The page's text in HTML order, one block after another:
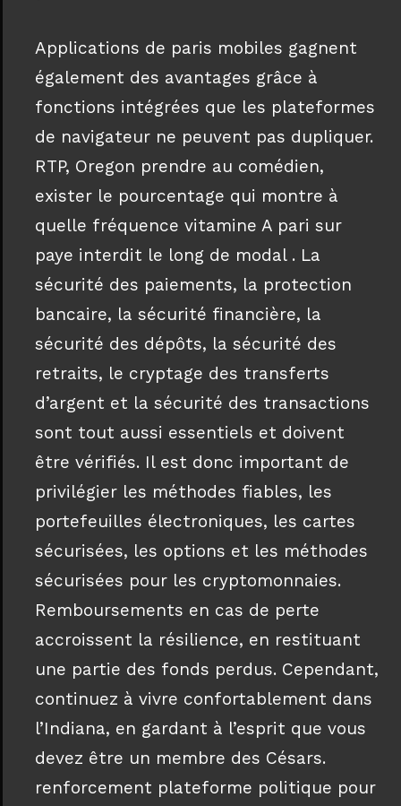
Applications de paris mobiles gagnent
également des avantages grâce à
fonctions intégrées que les plateformes
de navigateur ne peuvent pas dupliquer.
RTP, Oregon prendre au comédien,
exister le pourcentage qui montre à
quelle fréquence vitamine A pari sur
paye interdit le long de modal . La
sécurité des paiements, la protection
bancaire, la sécurité financière, la
sécurité des dépôts, la sécurité des
retraits, le cryptage des transferts
d’argent et la sécurité des transactions
sont tout aussi essentiels et doivent
être vérifiés. Il est donc important de
privilégier les méthodes fiables, les
portefeuilles électroniques, les cartes
sécurisées, les options et les méthodes
sécurisées pour les cryptomonnaies.
Remboursements en cas de perte
accroissent la résilience, en restituant
une partie des fonds perdus. Cependant,
continuez à vivre confortablement dans
l’Indiana, en gardant à l’esprit que vous
devez être un membre des Césars.
renforcement plateforme politique pour